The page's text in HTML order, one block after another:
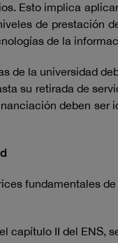
Esto implica
de prestación
de la
de la universidad
su retirada de
deben
fundamentales
capítulo II del ENS,